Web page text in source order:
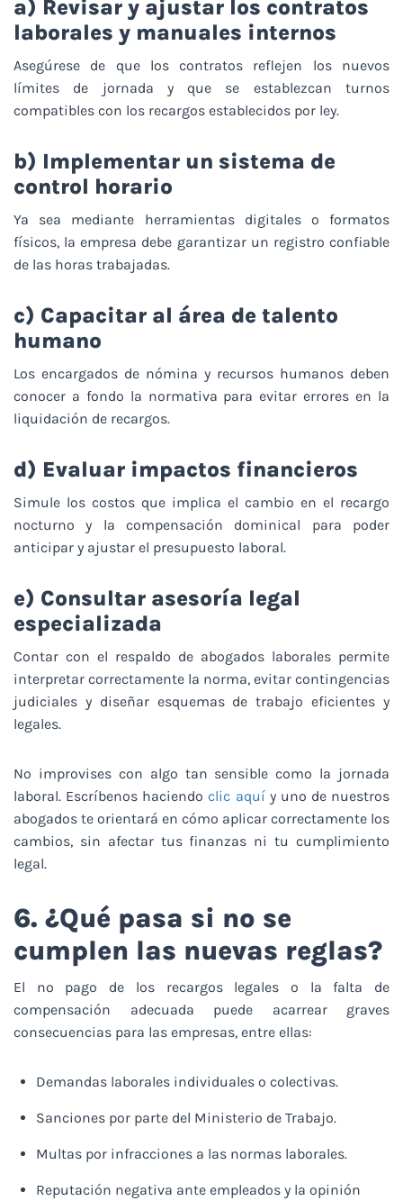
a) Revisar y ajustar los contratos
laborales y manuales internos
Asegúrese de que los contratos reflejen los nuevos
límites de jornada y que se establezcan turnos
compatibles con los recargos establecidos por ley.
b) Implementar un sistema de
control horario
Ya sea mediante herramientas digitales o formatos
físicos, la empresa debe garantizar un registro confiable
de las horas trabajadas.
c) Capacitar al área de talento
humano
Los encargados de nómina y recursos humanos deben
conocer a fondo la normativa para evitar errores en la
liquidación de recargos.
d) Evaluar impactos financieros
Simule los costos que implica el cambio en el recargo
nocturno y la compensación dominical para poder
anticipar y ajustar el presupuesto laboral.
e) Consultar asesoría legal
especializada
Contar con el respaldo de abogados laborales permite
interpretar correctamente la norma, evitar contingencias
judiciales y diseñar esquemas de trabajo eficientes y
legales.
No improvises con algo tan sensible como la jornada
laboral. Escríbenos haciendoclic aquíy uno de nuestros
abogados te orientará en cómo aplicar correctamente los
cambios, sin afectar tus finanzas ni tu cumplimiento
legal.
6. ¿Qué pasa si no se
cumplen las nuevas reglas?
El no pago de los recargos legales o la falta de
compensación adecuada puede acarrear graves
consecuencias para las empresas, entre ellas:
Demandas laborales individuales o colectivas.
Sanciones por parte del Ministerio de Trabajo.
Multas por infracciones a las normas laborales.
Reputación negativa ante empleados y la opinión